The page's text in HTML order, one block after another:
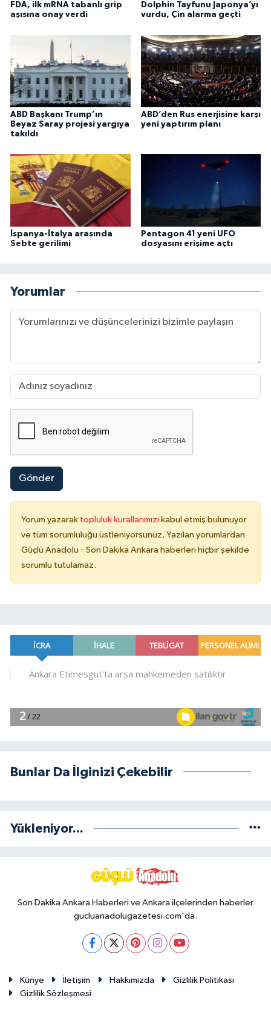
FDA, ilk mRNA tabanlı grip
aşısına onay verdi
Dolphin Tayfunu Japonya’yı
vurdu, Çin alarma geçti
ABD Başkanı Trump’ın
Beyaz Saray projesi yargıya
takıldı
ABD’den Rus enerjisine karşı
yeni yaptırım planı
İspanya-İtalya arasında
Sebte gerilimi
Pentagon 41 yeni UFO
dosyasını erişime açtı
Yorumlar
Gönder
Yorum yazarak topluluk kurallarımızı kabul etmiş bulunuyor
ve tüm sorumluluğu üstleniyorsunuz. Yazılan yorumlardan
Güçlü Anadolu - Son Dakika Ankara haberleri hiçbir şekilde
sorumlu tutulamaz.
Bunlar Da İlginizi Çekebilir
Yükleniyor...
Son Dakika Ankara Haberleri ve Ankara ilçelerinden haberler
gucluanadolugazetesi.com'da.
Künye İletişim Hakkımızda
Gizlilik Politikası
Gizlilik Sözleşmesi